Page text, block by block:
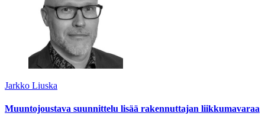
Jarkko Liuska
Muuntojoustava suunnittelu lisää rakennuttajan liikkumavaraa